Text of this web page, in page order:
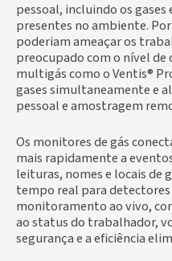
pessoal, incluindo os
presentes no ambiente.
poderiam ameaçar os
preocupado com o nível
multigás como o Ventis®
gases simultaneamente e
pessoal e amostragem
Os monitores de gás
mais rapidamente a
leituras, nomes e locais de
tempo real para
monitoramento ao vivo,
ao status do trabalhador,
segurança e a eficiência